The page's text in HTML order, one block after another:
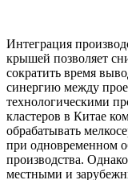
Интеграция
крышей позволяет
сократить время
синергию между
технологическими
кластеров в Китае
обрабатывать
при одновременном
производства.
местными и